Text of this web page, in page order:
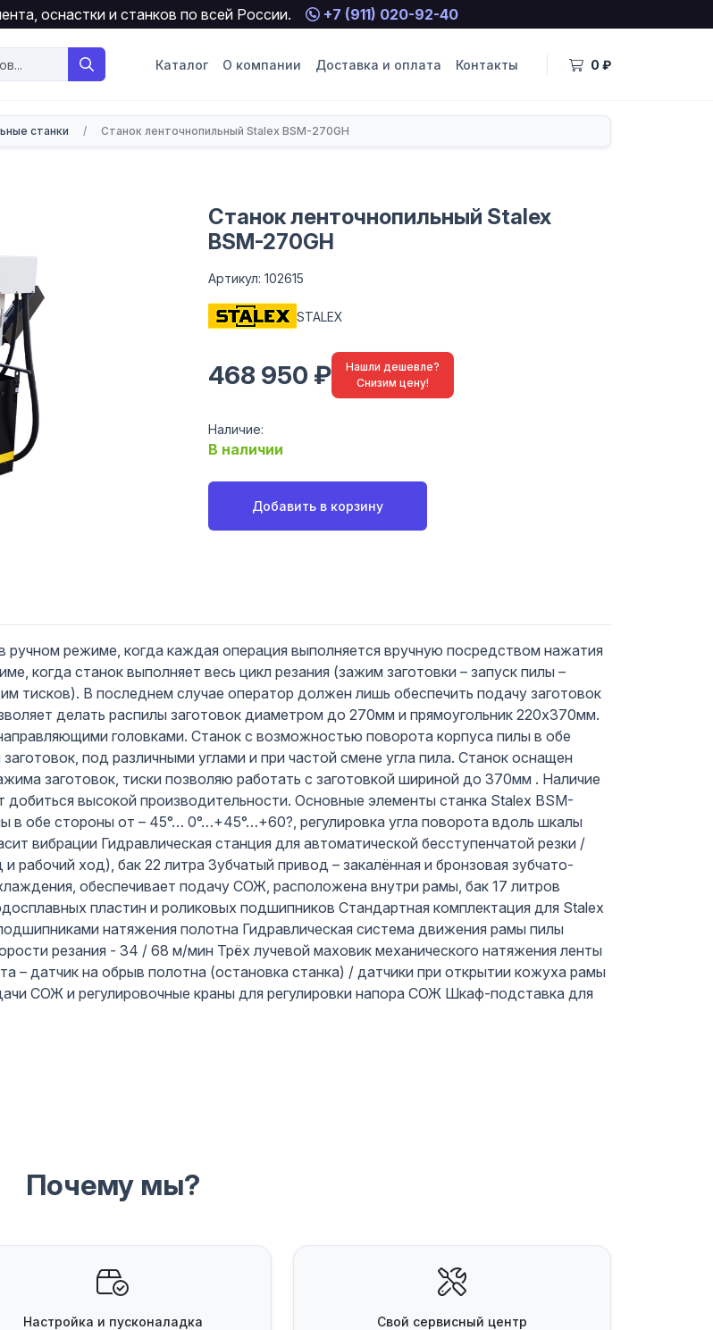
оснастки и станков по всей России. +7 (911) 020-92-40
Каталог О компании Доставка и оплата Контакты 0 ₽
станки / Станок ленточнопильный Stalex BSМ-270GH
Станок ленточнопильный Stalex
BSМ-270GH
Артикул: 102615
STALEX
468 950 ₽
Нашли дешевле?
Снизим цену!
Наличие:
В наличии
Добавить в корзину
ручном режиме, когда каждая операция выполняется вручную посредством нажатия
когда станок выполняет весь цикл резания (зажим заготовки – запуск пилы –
тисков). В последнем случае оператор должен лишь обеспечить подачу заготовок
делать распилы заготовок диаметром до 270мм и прямоугольник 220х370мм.
головками. Станок с возможностью поворота корпуса пилы в обе
под различными углами и при частой смене угла пила. Станок оснащен
заготовок, тиски позволяю работать с заготовкой шириной до 370мм . Наличие
высокой производительности. Основные элементы cтанка Stalex BSM-
обе стороны от – 45°… 0°…+45°…+60?, регулировка угла поворота вдоль шкалы
вибрации Гидравлическая станция для автоматической бесступенчатой резки /
рабочий ход), бак 22 литра Зубчатый привод – закалённая и бронзовая зубчато-
обеспечивает подачу СОЖ, расположена внутри рамы, бак 17 литров
пластин и роликовых подшипников Стандартная комплектация для Stalex
натяжения полотна Гидравлическая система движения рамы пилы
резания - 34 / 68 м/мин Трёх лучевой маховик механического натяжения ленты
– датчик на обрыв полотна (остановка станка) / датчики при открытии кожуха рамы
СОЖ и регулировочные краны для регулировки напора СОЖ Шкаф-подставка для
Почему мы?
Настройка и пусконаладка
Свой сервисный центр